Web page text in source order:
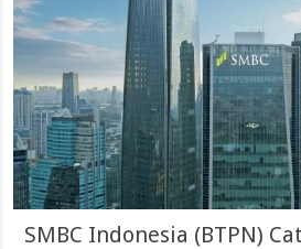
SMBC Indonesia (BTPN)